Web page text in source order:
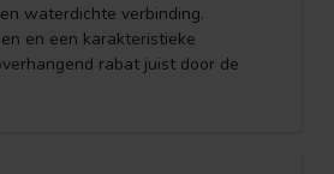
waterdichte verbinding.
en een karakteristieke
rabat juist door de